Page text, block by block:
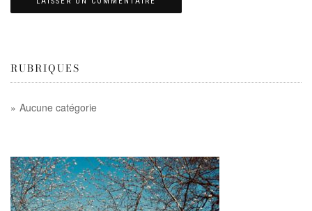
RUBRIQUES
Aucune catégorie